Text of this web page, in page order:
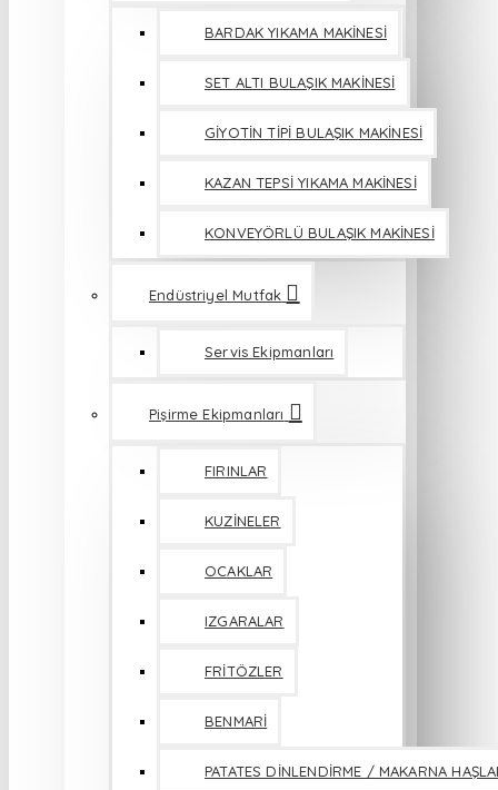
BARDAK YIKAMA MAKİNESİ
SET ALTI BULAŞIK MAKİNESİ
GİYOTİN TİPİ BULAŞIK MAKİNESİ
KAZAN TEPSİ YIKAMA MAKİNESİ
KONVEYÖRLÜ BULAŞIK MAKİNESİ
Endüstriyel Mutfak
Servis Ekipmanları
Pişirme Ekipmanları
FIRINLAR
KUZİNELER
OCAKLAR
IZGARALAR
FRİTÖZLER
BENMARİ
PATATES DİNLENDİRME / MAKARNA